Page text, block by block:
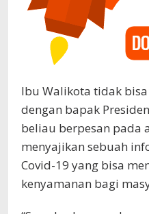
Ibu Walikota tidak
dengan bapak
beliau berpesan pada
menyajikan sebuah
Covid-19 yang bisa
kenyamanan bagi